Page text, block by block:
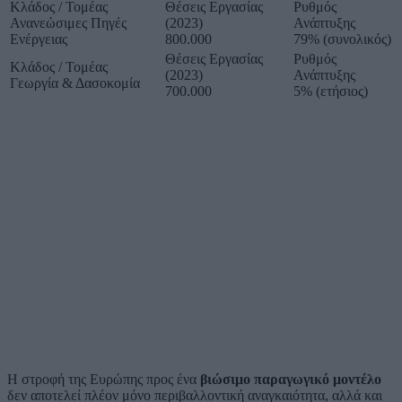
Κλάδος / Τομέας
Ανανεώσιμες Πηγές
Ενέργειας
Θέσεις Εργασίας
(2023)
800.000
Ρυθμός
Ανάπτυξης
79% (συνολικός)
Κλάδος / Τομέας
Γεωργία & Δασοκομία
Θέσεις Εργασίας
(2023)
700.000
Ρυθμός
Ανάπτυξης
5% (ετήσιος)
Η στροφή της Ευρώπης προς ένα βιώσιμο παραγωγικό μοντέλο
δεν αποτελεί πλέον μόνο περιβαλλοντική αναγκαιότητα, αλλά και